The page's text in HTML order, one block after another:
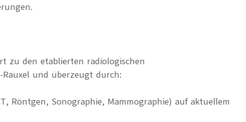
zu den etablierten radiologischen
und überzeugt durch:
Röntgen, Sonographie, Mammographie) auf aktuellem